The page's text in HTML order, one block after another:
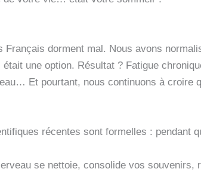
Français dorment mal. Nous avons
une option. Résultat ? Fatigue
Et pourtant, nous continuons à croire
récentes sont formelles : pendant
se nettoie, consolide vos